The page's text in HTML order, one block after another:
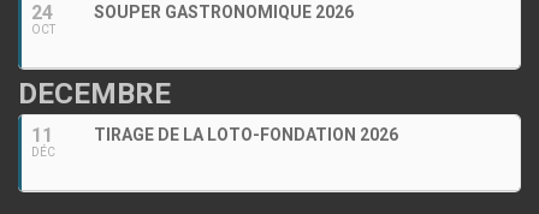
24
OCT
SOUPER GASTRONOMIQUE 2026
DECEMBRE
11
DÉC
TIRAGE DE LA LOTO-FONDATION 2026